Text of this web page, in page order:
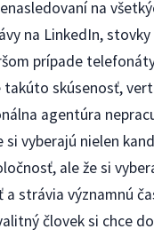
na
na LinkedIn,
prípade
takúto skúsenosť,
agentúra
si vyberajú nielen
ale že si
a strávia významnú
človek si chce